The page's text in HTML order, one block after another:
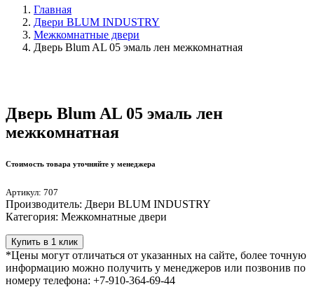
Главная
Двери BLUM INDUSTRY
Межкомнатные двери
Дверь Blum AL 05 эмаль лен межкомнатная
Дверь Blum AL 05 эмаль лен
межкомнатная
Стоимость товара уточняйте у менеджера
Артикул: 707
Производитель: Двери BLUM INDUSTRY
Категория: Межкомнатные двери
Купить в 1 клик
*Цены могут отличаться от указанных на сайте, более точную
информацию можно получить у менеджеров или позвонив по
номеру телефона: +7-910-364-69-44